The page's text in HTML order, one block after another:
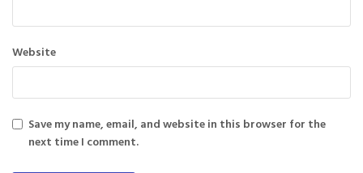
Website
Save my name, email, and website in this browser for the
next time I comment.